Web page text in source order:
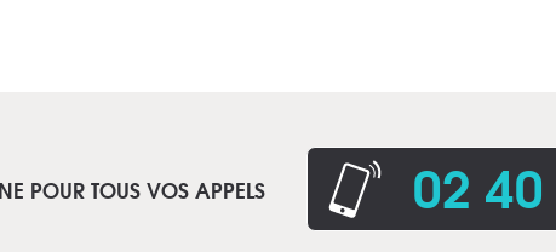
POUR TOUS VOS APPELS 02